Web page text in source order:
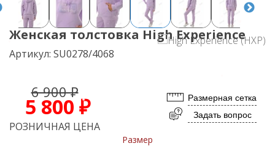
Женская толстовка High Experience
Артикул: SU0278/4068
6 900 ₽
5 800 ₽
РОЗНИЧНАЯ ЦЕНА
Размерная сетка
Задать вопрос
Размер